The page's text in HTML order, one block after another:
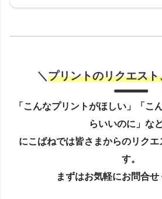
＼プリントのリクエス
「こんなプリントがほしい」「こ
らいいのに」など
にこばねでは皆さまからのリク
す。
まずはお気軽にお問合せ